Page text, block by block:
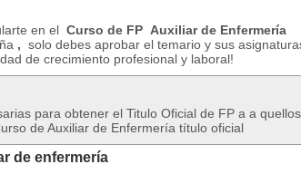
en el Curso de FP Auxiliar de Enfermería
, solo debes aprobar el temario y sus
de crecimiento profesional y laboral!
para obtener el Titulo Oficial de FP a a quellos
de Auxiliar de Enfermería título oficial
de enfermería